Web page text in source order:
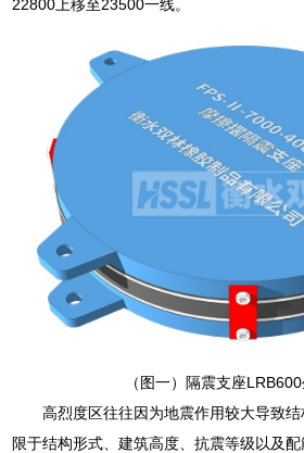
22800上移至23500一线。
（图一）隔震支座
高烈度区往往因为地震作用较大导致
限于结构形式、建筑高度、抗震等级以及